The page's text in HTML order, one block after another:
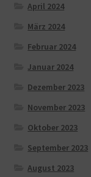
April 2024
März 2024
Februar 2024
Januar 2024
Dezember 2023
November 2023
Oktober 2023
September 2023
August 2023